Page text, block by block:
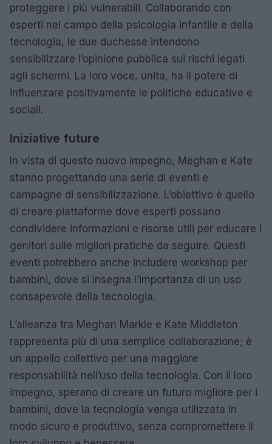
proteggere i più vulnerabili. Collaborando con
esperti nel campo della psicologia infantile e della
tecnologia, le due duchesse intendono
sensibilizzare l’opinione pubblica sui rischi legati
agli schermi. La loro voce, unita, ha il potere di
influenzare positivamente le politiche educative e
sociali.
Iniziative future
In vista di questo nuovo impegno, Meghan e Kate
stanno progettando una serie di eventi e
campagne di sensibilizzazione. L’obiettivo è quello
di creare piattaforme dove esperti possano
condividere informazioni e risorse utili per educare i
genitori sulle migliori pratiche da seguire. Questi
eventi potrebbero anche includere workshop per
bambini, dove si insegna l’importanza di un uso
consapevole della tecnologia.
L’alleanza tra Meghan Markle e Kate Middleton
rappresenta più di una semplice collaborazione; è
un appello collettivo per una maggiore
responsabilità nell’uso della tecnologia. Con il loro
impegno, sperano di creare un futuro migliore per i
bambini, dove la tecnologia venga utilizzata in
modo sicuro e produttivo, senza compromettere il